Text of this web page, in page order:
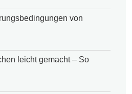
von
leicht gemacht – So